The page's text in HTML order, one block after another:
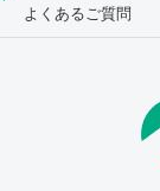
よくあるご質問